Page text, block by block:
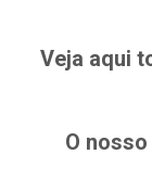
Veja aqui
O